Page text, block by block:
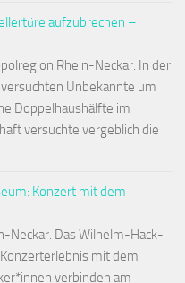
aufzubrechen –
Rhein-Neckar. In der
Unbekannte um
Doppelhaushälfte im
versuchte vergeblich die
Konzert mit dem
Neckar. Das Wilhelm-Hack-
mit dem
verbinden am